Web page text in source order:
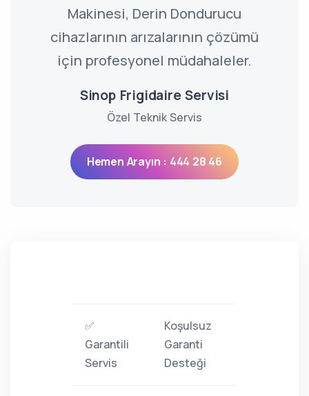
Makinesi, Derin Dondurucu
cihazlarının arızalarının çözümü
için profesyonel müdahaleler.
Sinop Frigidaire Servisi
Özel Teknik Servis
Hemen Arayın : 444 28 46
✅
Garantili
Servis
Koşulsuz
Garanti
Desteği